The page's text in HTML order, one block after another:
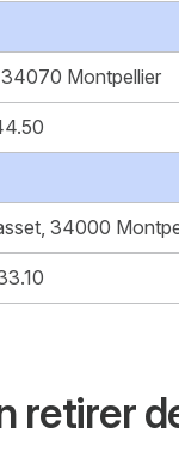
Montpellier
34000
retirer